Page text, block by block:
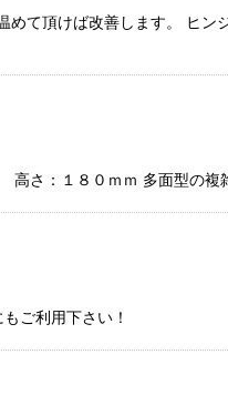
て頂けば改善します。 ヒン
高さ：１８０ｍｍ 多面型の
ご利用下さい！